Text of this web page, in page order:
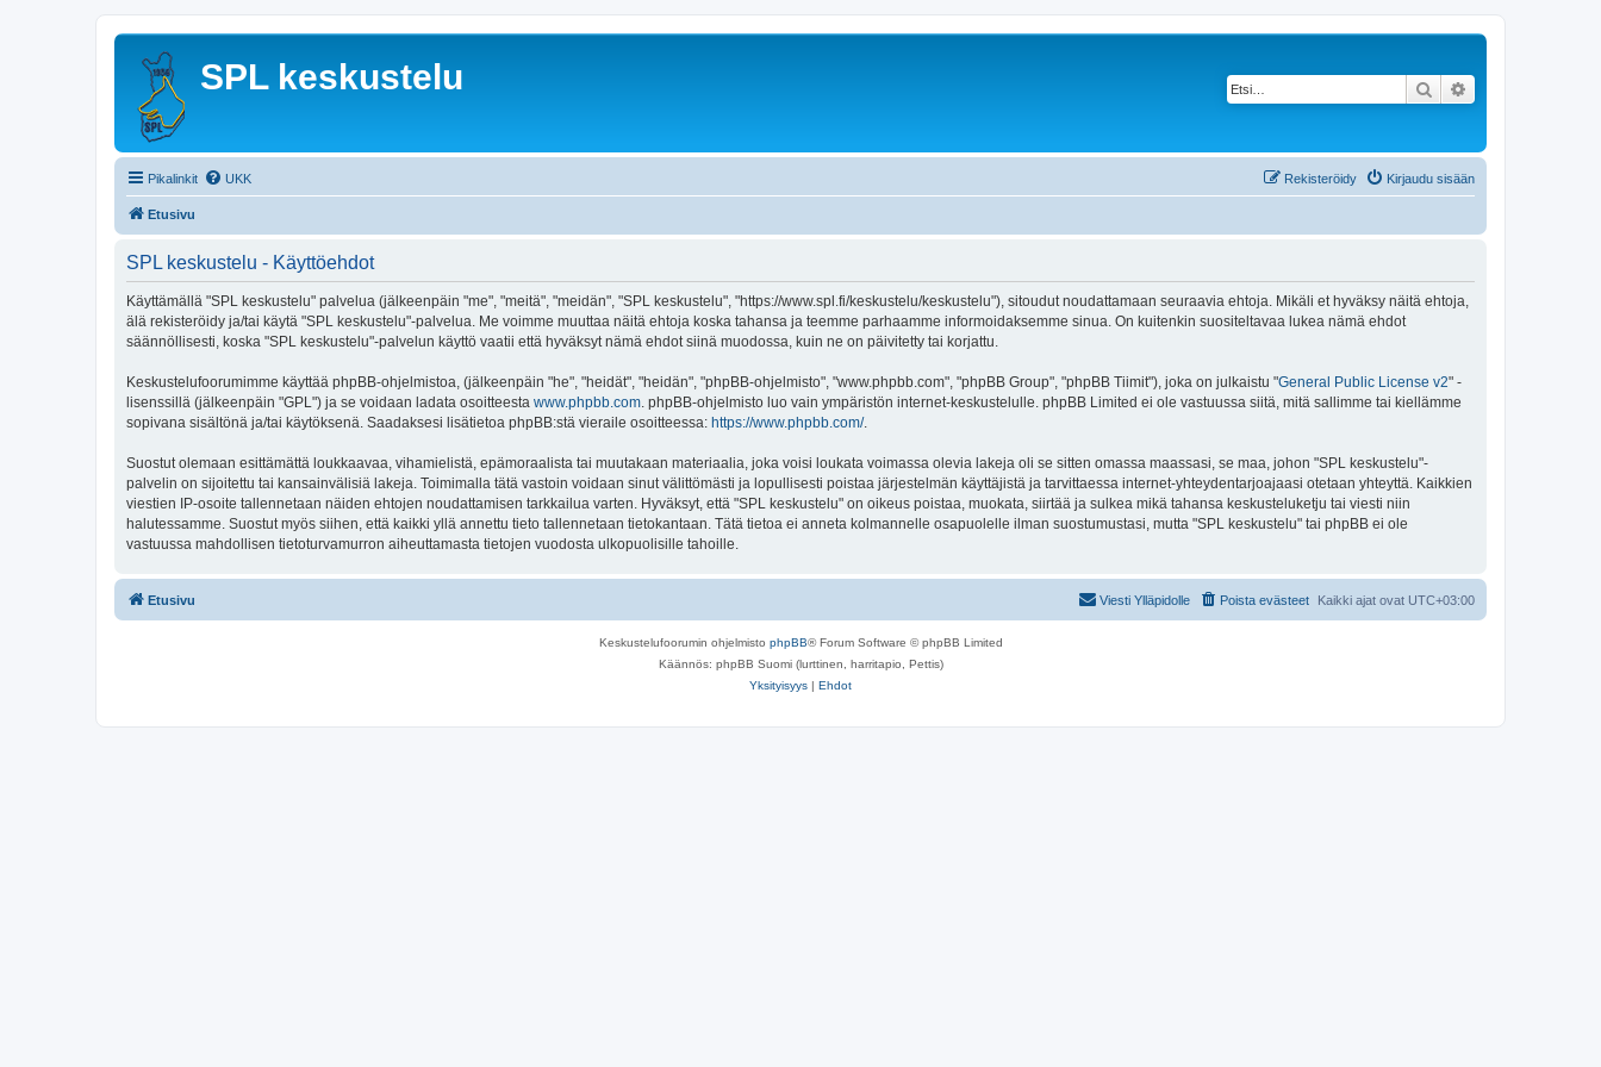
SPL keskustelu Etsi
Pikalinkit UKK Kirjaudu sisään
Rekisteröidy
Etusivu
SPL keskustelu - Käyttöehdot
Käyttämällä "SPL keskustelu" palvelua (jälkeenpäin "me", "meitä", "meidän", "SPL keskustelu", "https://www.spl.fi/keskustelu/keskustelu"), sitoudut noudattamaan seuraavia ehtoja. Mikäli et hyväksy näitä ehtoja,
älä rekisteröidy ja/tai käytä "SPL keskustelu"-palvelua. Me voimme muuttaa näitä ehtoja koska tahansa ja teemme parhaamme informoidaksemme sinua. On kuitenkin suositeltavaa lukea nämä ehdot
säännöllisesti, koska "SPL keskustelu"-palvelun käyttö vaatii että hyväksyt nämä ehdot siinä muodossa, kuin ne on päivitetty tai korjattu.
Keskustelufoorumimme käyttää phpBB-ohjelmistoa, (jälkeenpäin "he", "heidät", "heidän", "phpBB-ohjelmisto", "www.phpbb.com", "phpBB Group", "phpBB Tiimit"), joka on julkaistu "General Public License v2" -
lisenssillä (jälkeenpäin "GPL") ja se voidaan ladata osoitteesta www.phpbb.com. phpBB-ohjelmisto luo vain ympäristön internet-keskustelulle. phpBB Limited ei ole vastuussa siitä, mitä sallimme tai kiellämme
sopivana sisältönä ja/tai käytöksenä. Saadaksesi lisätietoa phpBB:stä vieraile osoitteessa: https://www.phpbb.com/.
Suostut olemaan esittämättä loukkaavaa, vihamielistä, epämoraalista tai muutakaan materiaalia, joka voisi loukata voimassa olevia lakeja oli se sitten omassa maassasi, se maa, johon "SPL keskustelu"-
palvelin on sijoitettu tai kansainvälisiä lakeja. Toimimalla tätä vastoin voidaan sinut välittömästi ja lopullisesti poistaa järjestelmän käyttäjistä ja tarvittaessa internet-yhteydentarjoajaasi otetaan yhteyttä. Kaikkien
viestien IP-osoite tallennetaan näiden ehtojen noudattamisen tarkkailua varten. Hyväksyt, että "SPL keskustelu" on oikeus poistaa, muokata, siirtää ja sulkea mikä tahansa keskusteluketju tai viesti niin
halutessamme. Suostut myös siihen, että kaikki yllä annettu tieto tallennetaan tietokantaan. Tätä tietoa ei anneta kolmannelle osapuolelle ilman suostumustasi, mutta "SPL keskustelu" tai phpBB ei ole
vastuussa mahdollisen tietoturvamurron aiheuttamasta tietojen vuodosta ulkopuolisille tahoille.
Etusivu Kaikki ajat ovat UTC+03:00
Poista evästeet
Viesti Ylläpidolle
Keskustelufoorumin ohjelmisto phpBB® Forum Software © phpBB Limited
Käännös: phpBB Suomi (lurttinen, harritapio, Pettis)
Yksityisyys | Ehdot